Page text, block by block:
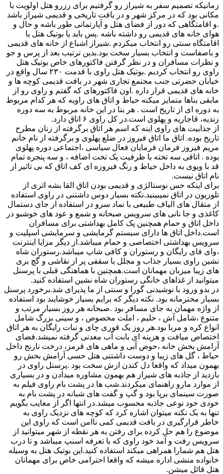
زمانیکه تصمیم سفر به شیراز رو گرفتیم برای رزرو هتل اولویت با
مکانی بود که در مرکز شهر و در بافت تاریخی و قدیمی شیراز باشد
.و اقامتگاهی که دور از فضای هتل و آپارتمانی طور باشه و حال و
هوای خانه های قدیمی رو داشته باشه .پس باید یا بوتیک هتل یا
اقامتگاه سنتی رو انتخاب میکردم .شیراز اشباع از خانه های قدیمی
و باصفاست و انتخاب بسیار سخت بود.بدین ترتیب بعد از پرس و جو
و نظرات مسافران و در نظر گرفتن فاکتورهای خاص بوتیک هتل
راوی رو انتخاب کردیم .بوتیک هتل راوی با قدمت ۲۳۰ سال واقع در
خیابان حضرتی جنب مجتمع تجاری شهر در بافت قدیمی کوچه ها و
خانه های قدیمی قرار داره .اون فاکتورهای که گفتم و راوی رو از
مابقی بناها متمایز میکنه حیاط و اتاق های راویه که هر کدام مربوط
به دوره ای از تاریخ است . هر بنا در این خانه مربوط به سه دوره
زندیه، قاجاریه و پهلوی است.در کل راوی ۶ اتاق دارد.
از جذابیت های راوی اینه که اسم هر اتاق برگرفته از زنان مطرح
تاریخ بوده. اتاق ما اتاق فیروز در ضلع پهلوی و برگرفته از نام خانم
مریم فیروز فرمان فرمایان فعال سیاسی ،اجتماعی دوره پهلوی
بوده . اتاقی سه تخته با ظرفیت یک تخت اضافه ، و سه پنجره تمام
قد با ویوی به داخل حیاط و رنگ فیروزه ای کف اتاق که بی تاثیر از
نام اتاق نیست.
برای اینکه حس نوستالژی و قدیمی بودن اتاق القا بشه اثری از
تلوزیون در اتاق نمیبینید.نکته بسیار دوس داشتنی در راوی استفاده
از متقال های الیاف طبیعی با نماد سرو در استفاده از جای دستمال
کاغذی و جا نانی های سرویس صبحانه و شمع و عود های خوشبو در
داخل اتاق و حمام همچنین پک کامل بهداشتی برای مسافران
است.داخل اتاق ها دارای سیستم گرمایشی و سرمایشی اسپلیت و
سرویس بهداشتی اختصاصی و حمام میباشد.از دیگر مزایا اینترنت
،وای فای رایگان و رستوران و کافی شاپ میباشد.رستوران شاه
نشین راوی بسیار جذاب و مجلل با سقفی پر از نقاشی و گچ بری
های زیبا میزبان مهمانان است.همچنین با هماهنگی قبلی با پرسنل
میتوانید از غذاهای خانگی رستوران شاه نشین استفاده کنید.
در بدو ورود با نوشیدنی گورا و سنتی از ما پذیرای شد.برخورد پرسنل
بسیار محترمانه بود. نکته دیگر که برایم بسیار خوشایند بود استفاده
از واژه مهمان به جای مسافر بود .صبحانه هر روز بسیار مرتب و
متنوع ،شامل آش ، حلیم ، املت مخصوص ، و سینی بزرگ شامل
انواع کره و مربا بود.هر روز یک قوری چای و نبات رایگان به هر اتاق
اختصاص میافت و هزینه ای بابت آب معدنی گرفته نمیشد.فضای
آرامش بخش خانه ،حوض آبی و ماهی های قرمز، درخت نارنج داخل
حیاط ، گل های زیبا و دوست داشتنی هتل حسی آرامش بخش رو
بهمون میداد که واقعا دل کندن ازش سخت بود .پرسنل راوی در
بازدید از جاذبه های شیراز هم بهمون مشاوره میدادن و در بسیاری
از موارد مارو راهنمای میکردند.شب ها در پشت بام راوی فیلم به
صورت سینمای برپا بود و گپ و گفت های شبانه در پشت بام به
خودی خود نوعی جاذبه محسوب میشد.در انتها اگر از معایب بگویم
تنها به یک نکته میتوان اشاره کرد که کوچه های نزدیک راوی به
خاطر قرارگیری در بافت قدیمی کمی ناامن است که راوی این
موضوع را هم حل کرده برای رفتن به هر نقطه از شهر میتوانید از
سرویس رفت و آمد خود راوی که با تعرفه اسنپ میباشد و تا درب
هتل هم شمارا همراهی میکند استفاده کنید.این بوتیک هتل به وسیله
خانواده منشی اداره میشه که واقعا احترامی خاص برای مهمانان
هتل قائل میشن.